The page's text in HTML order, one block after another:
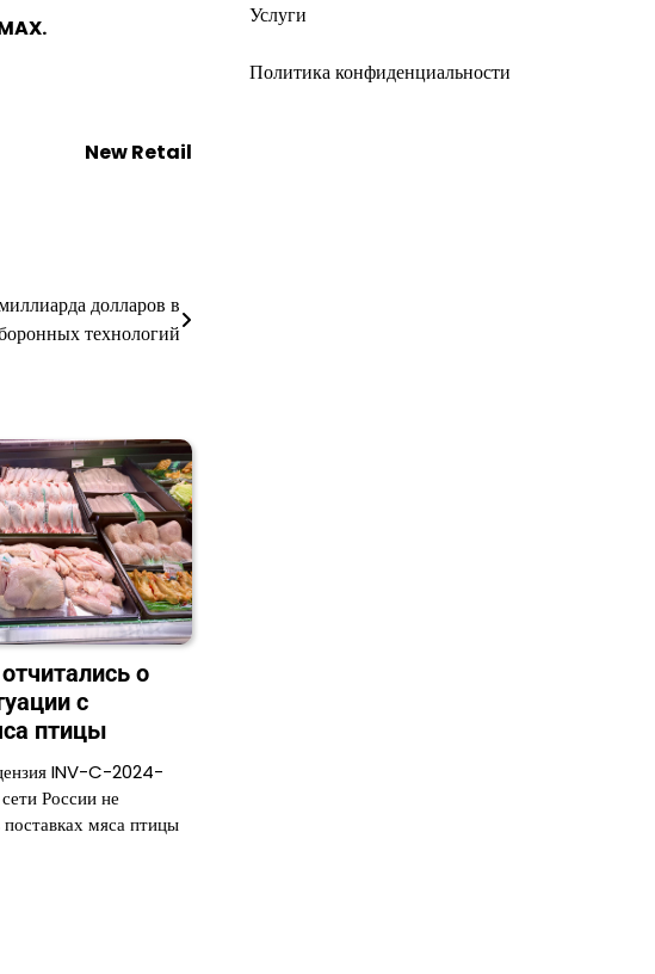
.
New Retail
долларов в
технологий
о
с
птицы
INV-C-2024-
России не
мяса птицы
Услуги
Политика конфиденциальности